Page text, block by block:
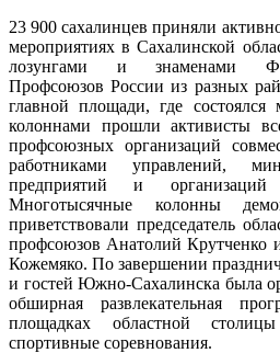
23 900 сахалинцев приняли
мероприятиях в Сахалинской
лозунгами и знаменами
Профсоюзов России из разных
главной площади, где
колоннами прошли активисты
профсоюзных организаций
работниками управлений,
предприятий и организаций
Многотысячные колонны
приветствовали председатель
профсоюзов Анатолий Крутченко
Кожемяко. По завершении
и гостей Южно-Сахалинска была
обширная развлекательная
площадках областной
спортивные соревнования.